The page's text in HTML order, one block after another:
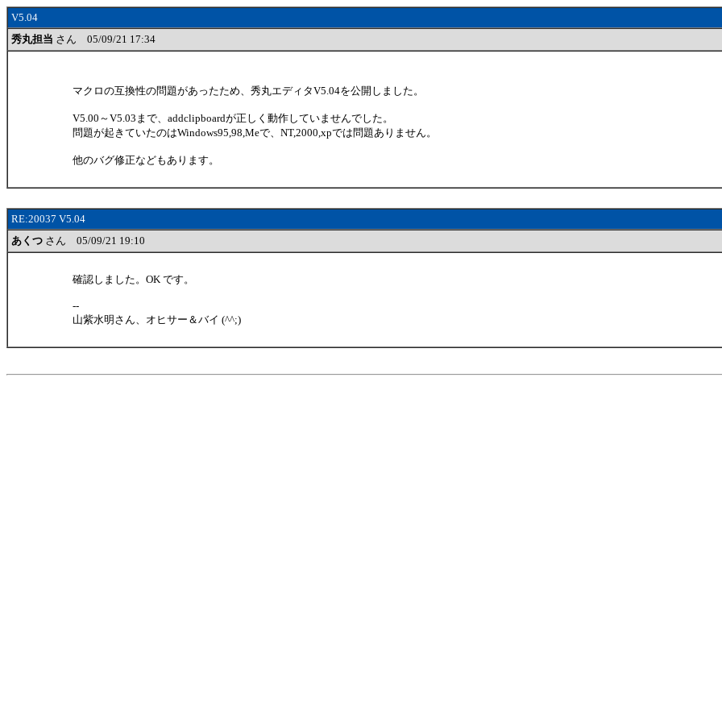
V5.04
秀丸担当 さん 05/09/21 17:34
マクロの互換性の問題があったため、秀丸エディタV5.04を公開しました。
V5.00～V5.03まで、addclipboardが正しく動作していませんでした。
問題が起きていたのはWindows95,98,Meで、NT,2000,xpでは問題ありません。
他のバグ修正などもあります。
RE:20037 V5.04
あくつ さん 05/09/21 19:10
確認しました。OK です。
--
山紫水明さん、オヒサー＆バイ (^^;)